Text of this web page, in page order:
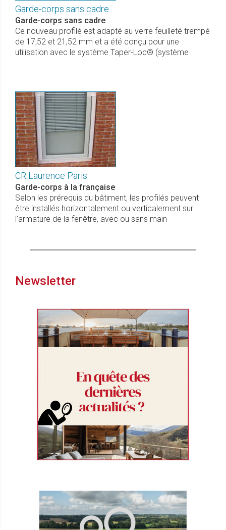
Garde-corps sans cadre
Garde-corps sans cadre
Ce nouveau profilé est adapté au verre feuilleté trempé
de 17,52 et 21,52 mm et a été conçu pour une
utilisation avec le système Taper-Loc® (système
CR Laurence Paris
Garde-corps à la française
Selon les prérequis du bâtiment, les profilés peuvent
être installés horizontalement ou verticalement sur
l’armature de la fenêtre, avec ou sans main
Newsletter